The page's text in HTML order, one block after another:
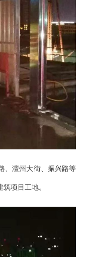
、澶州大街、振兴路等
项目工地。